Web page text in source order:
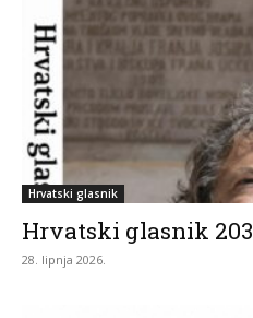
Hrvatski glasnik
Hrvatski glasnik 203
28. lipnja 2026.